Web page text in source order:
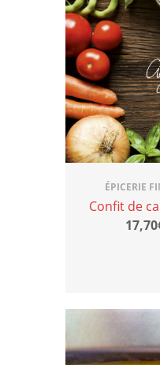
ÉPICERIE
Confit de